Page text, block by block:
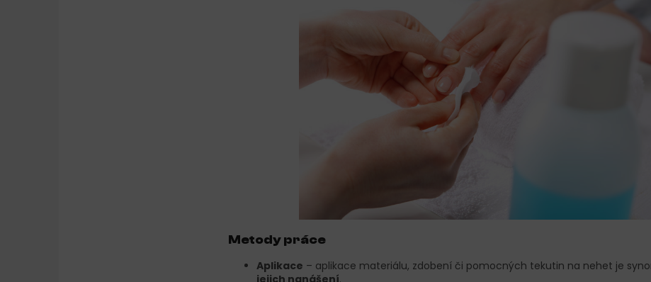
Metody práce
Aplikace – aplikace materiálu, zdobení či pomocných tekutin na nehet je